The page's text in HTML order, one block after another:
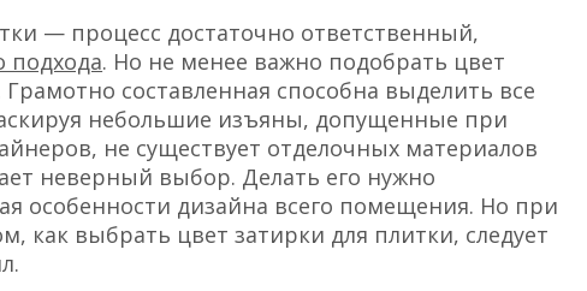
— процесс достаточно ответственный,
подхода. Но не менее важно подобрать цвет
составленная способна выделить все
небольшие изъяны, допущенные при
не существует отделочных материалов
неверный выбор. Делать его нужно
особенности дизайна всего помещения. Но при
как выбрать цвет затирки для плитки, следует